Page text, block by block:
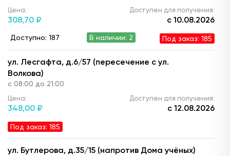
Цена:
308,70 ₽
Доступен для получения:
с 10.08.2026
Доступно: 187 В наличии: 2 Под заказ: 185
ул. Лесгафта, д.6/57 (пересечение с ул.
Волкова)
с 08:00 до 21:00
Цена:
348,00 ₽
Доступен для получения:
с 12.08.2026
Под заказ: 185
ул. Бутлерова, д.35/15 (напротив Дома учёных)